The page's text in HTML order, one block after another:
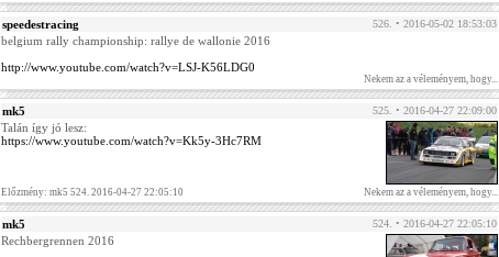
speedestracing 526. • 2016-05-02 18:53:03
belgium rally championship: rallye de wallonie 2016
http://www.youtube.com/watch?v=LSJ-K56LDG0
Nekem az a véleményem, hogy...
mk5 525. • 2016-04-27 22:09:00
Talán így jó lesz:
https://www.youtube.com/watch?v=Kk5y-3Hc7RM
Előzmény: mk5 524. 2016-04-27 22:05:10 Nekem az a véleményem, hogy...
mk5 524. • 2016-04-27 22:05:10
Rechbergrennen 2016